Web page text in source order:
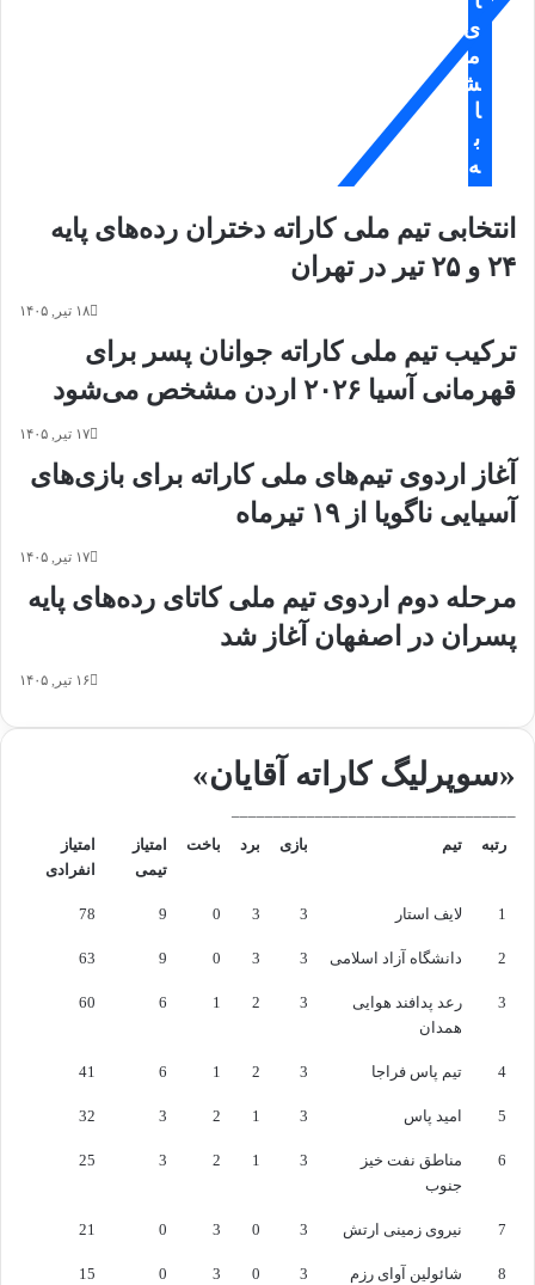
ا
ش
ه
س
ط
ا
س
ج
ا
د
ف
ه
ا
ن
ا
ه
م
ش
د
ی
م
ش
ا
ب
ه
انتخابی تیم ملی کاراته دختران رده‌های پایه
۲۴ و ۲۵ تیر در تهران
۱۸ تیر, ۱۴۰۵
ترکیب تیم ملی کاراته جوانان پسر برای
قهرمانی آسیا ۲۰۲۶ اردن مشخص می‌شود
۱۷ تیر, ۱۴۰۵
آغاز اردوی تیم‌های ملی کاراته برای بازی‌های
آسیایی ناگویا از ۱۹ تیرماه
۱۷ تیر, ۱۴۰۵
مرحله دوم اردوی تیم ملی کاتای رده‌های پایه
پسران در اصفهان آغاز شد
۱۶ تیر, ۱۴۰۵
«سوپرلیگ کاراته آقایان»
رتبه
تیم بازی برد باخت
امتیاز
تیمی
امتیاز
انفرادی
1 لایف استار 3
3
0
9
78
2 دانشگاه آزاد اسلامی 3
3
0
9
63
3
رعد پدافند هوایی
همدان
3
2
1
6
60
4 تیم پاس فراجا 3
2
1
6
41
5 امید پاس 3
1
2
3
32
6
مناطق نفت خیز
جنوب
3
1
2
3
25
7 نیروی زمینی ارتش 3
0
3
0
21
8 شائولین آوای رزم 3
0
3
0
15